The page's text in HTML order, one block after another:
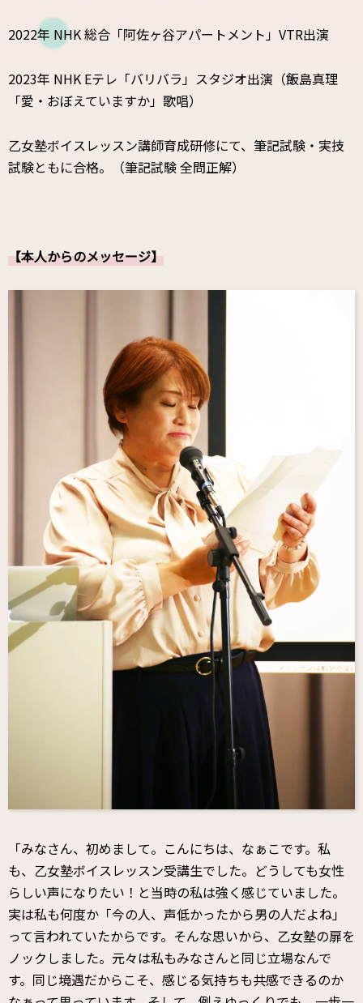
2022年 NHK 総合「阿佐ヶ谷アパートメント」VTR出演
2023年 NHK Eテレ「バリバラ」スタジオ出演（飯島真理
「愛・おぼえていますか」歌唱）
乙女塾ボイスレッスン講師育成研修にて、筆記試験・実技
試験ともに合格。（筆記試験 全問正解）
【本人からのメッセージ】
「みなさん、初めまして。こんにちは、なぁこです。私
も、乙女塾ボイスレッスン受講生でした。どうしても女性
らしい声になりたい！と当時の私は強く感じていました。
実は私も何度か「今の人、声低かったから男の人だよね」
って言われていたからです。そんな思いから、乙女塾の扉を
ノックしました。元々は私もみなさんと同じ立場なんで
す。同じ境遇だからこそ、感じる気持ちも共感できるのか